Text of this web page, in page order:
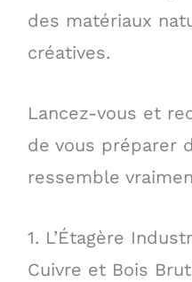
des matériaux
créatives.
Lancez-vous et
de vous préparer
ressemble
1. L’Étagère
Cuivre et Bois Brut